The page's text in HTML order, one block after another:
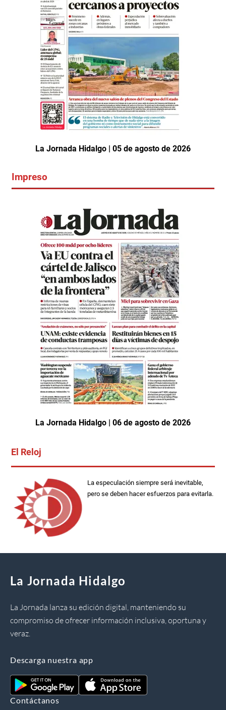
La Jornada Hidalgo | 05 de agosto de 2026
Impreso
La Jornada Hidalgo | 06 de agosto de 2026
El Reloj
La especulación siempre será inevitable,
pero se deben hacer esfuerzos para evitarla.
La Jornada Hidalgo
La Jornada lanza su edición digital, manteniendo su
compromiso de ofrecer información inclusiva, oportuna y
veraz.
Descarga nuestra app
Contáctanos